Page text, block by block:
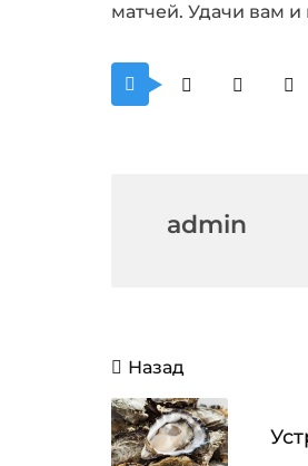
матчей. Удачи вам и
admin
Навигация
по
записям
Назад